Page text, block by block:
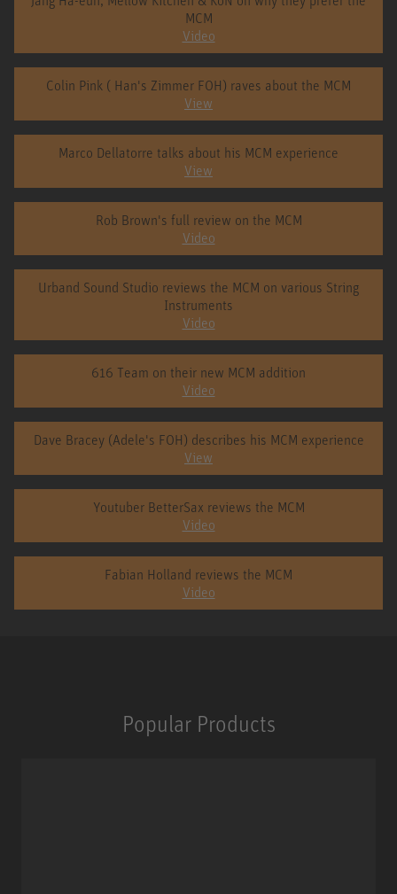
MCM
Video
Colin Pink ( Han's Zimmer FOH) raves about the MCM
View
Marco Dellatorre talks about his MCM experience
View
Rob Brown's full review on the MCM
Video
Urband Sound Studio reviews the MCM on various String
Instruments
Video
616 Team on their new MCM addition
Video
Dave Bracey (Adele's FOH) describes his MCM experience
View
Youtuber BetterSax reviews the MCM
Video
Fabian Holland reviews the MCM
Video
Popular Products